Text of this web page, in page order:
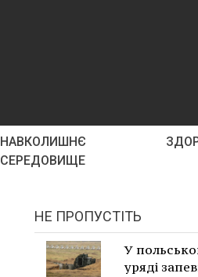
НАВКОЛИШНЄ
СЕРЕДОВИЩЕ
НЕ ПРОПУСТІТЬ
У
уряді